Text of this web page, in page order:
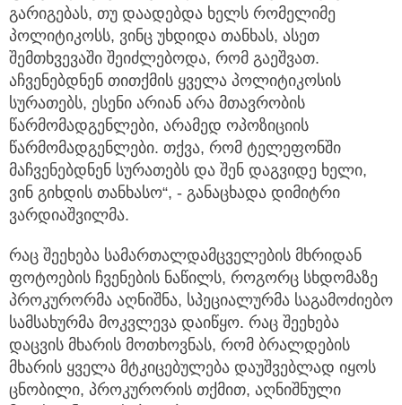
გარიგებას, თუ დაადებდა ხელს რომელიმე
პოლიტიკოსს, ვინც უხდიდა თანხას, ასეთ
შემთხვევაში შეიძლებოდა, რომ გაეშვათ.
აჩვენებდნენ თითქმის ყველა პოლიტიკოსის
სურათებს, ესენი არიან არა მთავრობის
წარმომადგენლები, არამედ ოპოზიციის
წარმომადგენლები. თქვა, რომ ტელეფონში
მაჩვენებდნენ სურათებს და შენ დაგვიდე ხელი,
ვინ გიხდის თანხასო“, - განაცხადა დიმიტრი
ვარდიაშვილმა.
რაც შეეხება სამართალდამცველების მხრიდან
ფოტოების ჩვენების ნაწილს, როგორც სხდომაზე
პროკურორმა აღნიშნა, სპეციალურმა საგამოძიებო
სამსახურმა მოკვლევა დაიწყო. რაც შეეხება
დაცვის მხარის მოთხოვნას, რომ ბრალდების
მხარის ყველა მტკიცებულება დაუშვებლად იყოს
ცნობილი, პროკურორის თქმით, აღნიშნული